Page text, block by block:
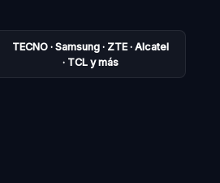
TECNO · Samsung · ZTE · Alcatel
· TCL y más